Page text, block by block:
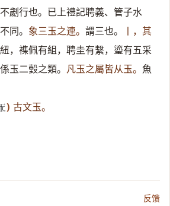
劌行也。已上禮記聘義、管子水
同。 象三玉之連。 謂三也。
丨，其
，襍佩有組，聘圭有繫，瑬有五采
玉二瑴之類。 凡玉之屬皆从玉。 魚
) 古文玉。
反馈